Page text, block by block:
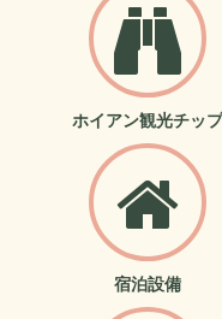
ホイアン観光チッ
宿泊設備